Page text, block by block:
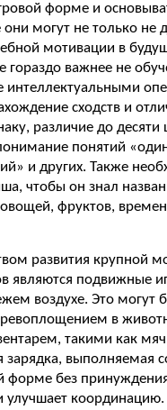
форме и
могут не только не
мотивации в
гораздо важнее не
интеллектуальными
сходств и
различие до десяти
понятий
и других. Также
чтобы он знал
фруктов,
развития крупной
являются подвижные
воздухе. Это могут
в
такими как
зарядка, выполняемая
форме без
улучшает